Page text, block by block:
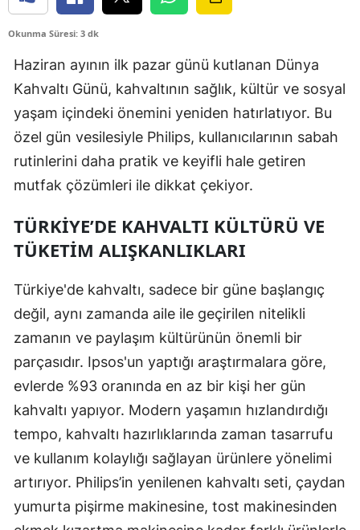
Okunma Süresi: 3 dk
Haziran ayının ilk pazar günü kutlanan Dünya
Kahvaltı Günü, kahvaltının sağlık, kültür ve sosyal
yaşam içindeki önemini yeniden hatırlatıyor. Bu
özel gün vesilesiyle Philips, kullanıcılarının sabah
rutinlerini daha pratik ve keyifli hale getiren
mutfak çözümleri ile dikkat çekiyor.
TÜRKIYE’DE KAHVALTI KÜLTÜRÜ VE
TÜKETIM ALIŞKANLIKLARI
Türkiye'de kahvaltı, sadece bir güne başlangıç
değil, aynı zamanda aile ile geçirilen nitelikli
zamanın ve paylaşım kültürünün önemli bir
parçasıdır. Ipsos'un yaptığı araştırmalara göre,
evlerde %93 oranında en az bir kişi her gün
kahvaltı yapıyor. Modern yaşamın hızlandırdığı
tempo, kahvaltı hazırlıklarında zaman tasarrufu
ve kullanım kolaylığı sağlayan ürünlere yönelimi
artırıyor. Philips’in yenilenen kahvaltı seti, çaydan
yumurta pişirme makinesine, tost makinesinden